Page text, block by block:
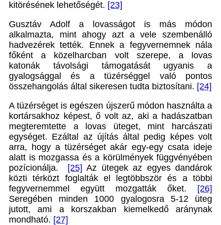
kitörésének lehetőségét. [23]
Gusztáv Adolf a lovasságot is más módon
alkalmazta, mint ahogy azt a vele szembenálló
hadvezérek tették. Ennek a fegyvernemnek nála
főként a közelharcban volt szerepe, a lovas
katonák távolsági támogatását ugyanis a
gyalogsággal és a tüzérséggel való pontos
összehangolás által sikeresen tudta biztosítani. [24]
A tüzérséget is egészen újszerű módon használta a
kortársakhoz képest, ő volt az, aki a hadászatban
megteremtette a lovas üteget, mint harcászati
egységet. Ezáltal az újítás által pedig képes volt
arra, hogy a tüzérséget akár egy-egy csata ideje
alatt is mozgassa és a körülmények függvényében
pozícionálja.
[25] Az ütegek az egyes dandárok
közti térközt foglalták el legtöbbször és a többi
fegyvernemmel együtt mozgatták őket. [26]
Seregében minden 1000 gyalogosra 5-12 üteg
jutott, ami a korszakban kiemelkedő aránynak
mondható. [27]